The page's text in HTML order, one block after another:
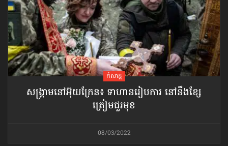
កំសាន្ដ
សង្គ្រាមនៅអ៊ុយក្រែន៖ ទាហានរៀបការ នៅនឹង​ខ្សែ
ត្រៀម​ជួរមុខ
08/03/2022